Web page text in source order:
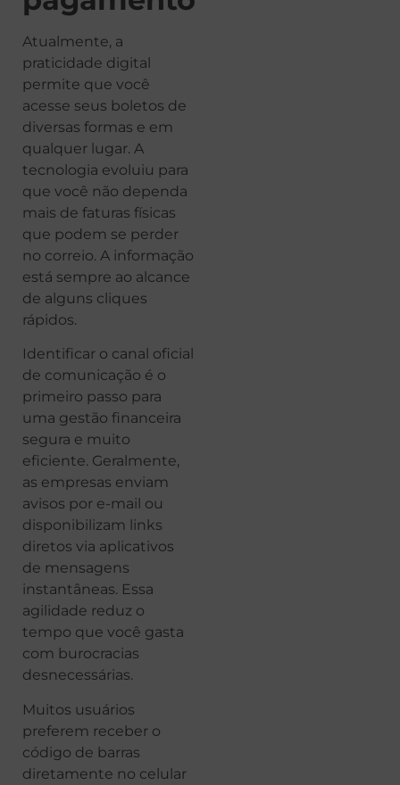
Atualmente, a
praticidade digital
permite que você
acesse seus boletos de
diversas formas e em
qualquer lugar. A
tecnologia evoluiu para
que você não dependa
mais de faturas físicas
que podem se perder
no correio. A informação
está sempre ao alcance
de alguns cliques
rápidos.
Identificar o canal oficial
de comunicação é o
primeiro passo para
uma gestão financeira
segura e muito
eficiente. Geralmente,
as empresas enviam
avisos por e-mail ou
disponibilizam links
diretos via aplicativos
de mensagens
instantâneas. Essa
agilidade reduz o
tempo que você gasta
com burocracias
desnecessárias.
Muitos usuários
preferem receber o
código de barras
diretamente no celular